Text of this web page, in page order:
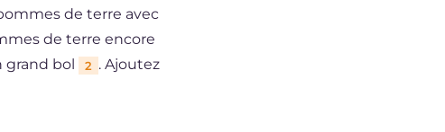
de terre avec
de terre encore
grand bol
2 . Ajoutez